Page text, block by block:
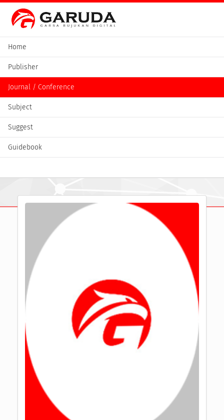
Home
Publisher
Journal / Conference
Subject
Suggest
Guidebook